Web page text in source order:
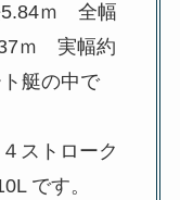
5.84ｍ 全幅
ｍ 実幅約
艇の中で
ストローク
です。